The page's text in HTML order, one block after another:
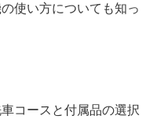
使い方についても知っ
コースと付属品の選択